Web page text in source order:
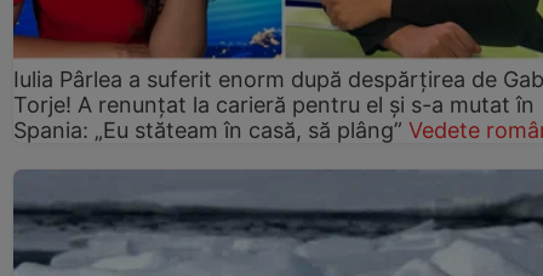
Iulia Pârlea a suferit enorm după despărțirea de
Torje! A renunțat la carieră pentru el și s-a mutat în
Spania: „Eu stăteam în casă, să plâng” Vedete